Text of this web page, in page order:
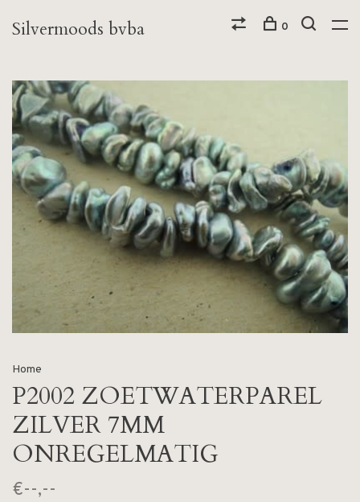
Silvermoods bvba 0
Home
P2002 ZOETWATERPAREL
ZILVER 7MM
ONREGELMATIG
€--,--